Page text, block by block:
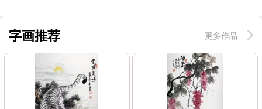
字画推荐 更多作品